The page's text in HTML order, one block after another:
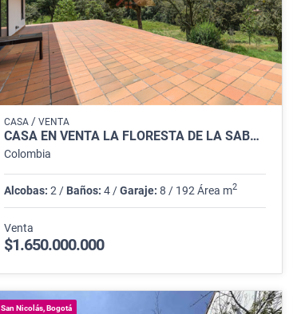
CASA/ VENTA
CASA EN VENTA LA FLORESTA DE LA SABANA, BOGOTÁ
Colombia
Alcobas: 2 / Baños: 4 /Garaje: 8 / 192 Área m2
Venta
$1.650.000.000
San Nicolás, Bogotá